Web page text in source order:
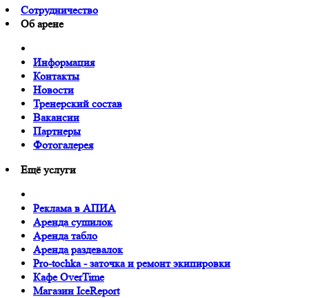
Сотрудничество
Об арене
Информация
Контакты
Новости
Тренерский состав
Вакансии
Партнеры
Фотогалерея
Ещё услуги
Реклама в АПИА
Аренда сушилок
Аренда табло
Аренда раздевалок
Pro-tochka - заточка и ремонт экипировки
Кафе OverTime
Магазин IceReport